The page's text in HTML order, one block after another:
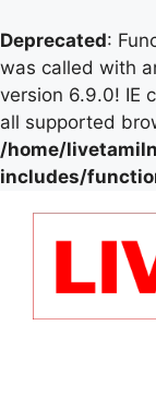
Deprecated:
was called with
version 6.9.0! IE
all supported
/home/
includes/